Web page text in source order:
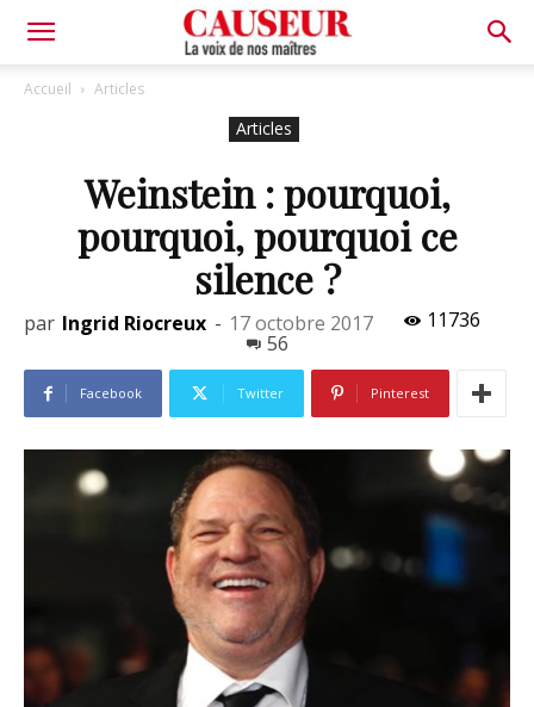
nos
Accueil Articles
Articles
Weinstein : pourquoi,
pourquoi, pourquoi ce
silence ?
par Ingrid Riocreux - 17 octobre 2017
11736
56
Facebook Twitter Pinterest